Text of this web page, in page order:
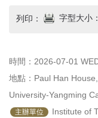
首
頁
列印： 字型大小：
時間：2026-07-01
地點：Paul Han
University-Yangming
主辦單位
Institute of